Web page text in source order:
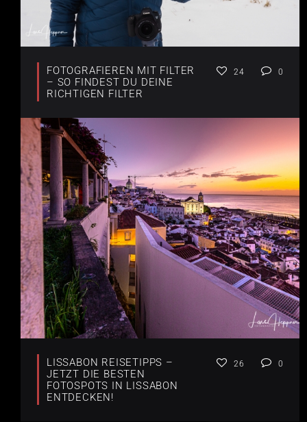
FOTOGRAFIEREN MIT FILTER
– SO FINDEST DU DEINE
RICHTIGEN FILTER
24 0
LISSABON REISETIPPS –
JETZT DIE BESTEN
FOTOSPOTS IN LISSABON
ENTDECKEN!
26 0